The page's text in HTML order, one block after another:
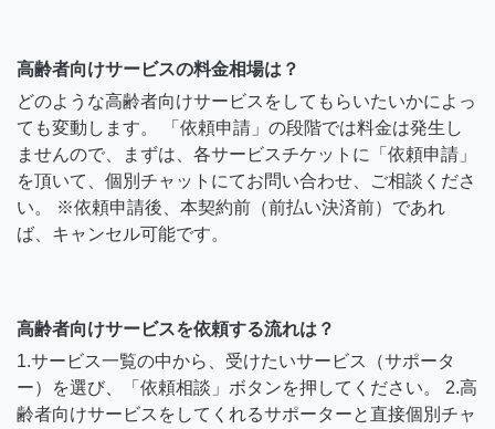
高齢者向けサービスの料金相場は？
どのような高齢者向けサービスをしてもらいたいかによっ
ても変動します。 「依頼申請」の段階では料金は発生し
ませんので、まずは、各サービスチケットに「依頼申請」
を頂いて、個別チャットにてお問い合わせ、ご相談くださ
い。 ※依頼申請後、本契約前（前払い決済前）であれ
ば、キャンセル可能です。
高齢者向けサービスを依頼する流れは？
1.サービス一覧の中から、受けたいサービス（サポータ
ー）を選び、「依頼相談」ボタンを押してください。 2.高
齢者向けサービスをしてくれるサポーターと直接個別チャ